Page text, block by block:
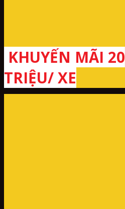
KHUYẾN MÃI 20
TRIỆU/ XE